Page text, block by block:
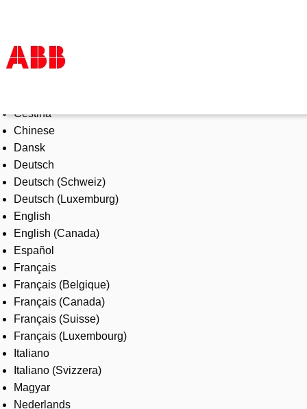
Products & Solutions
Industries
Services
About us
Where to buy
Contact us
Careers
Čeština
Chinese
Dansk
Deutsch
Deutsch (Schweiz)
Deutsch (Luxemburg)
English
English (Canada)
Español
Français
Français (Belgique)
Français (Canada)
Français (Suisse)
Français (Luxembourg)
Italiano
Italiano (Svizzera)
Magyar
Nederlands